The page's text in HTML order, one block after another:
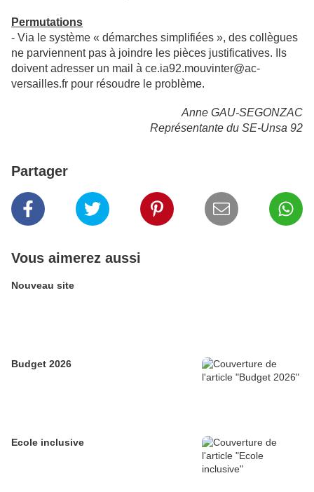
Permutations
- Via le système « démarches simplifiées », des collègues
ne parviennent pas à joindre les pièces justificatives. Ils
doivent adresser un mail à ce.ia92.mouvinter@ac-
versailles.fr pour résoudre le problème.
Anne GAU-SEGONZAC
Représentante du SE-Unsa 92
Partager
Vous aimerez aussi
Nouveau site
Budget 2026
Ecole inclusive